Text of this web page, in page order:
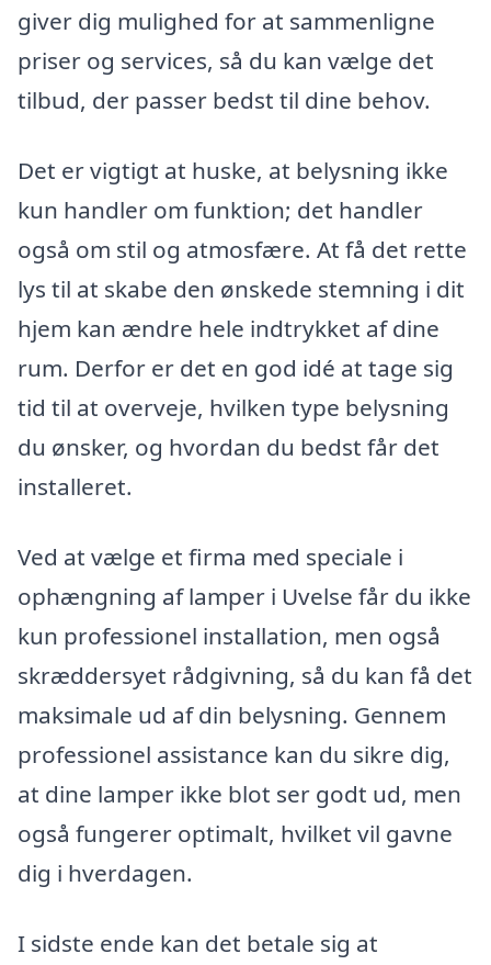
giver dig mulighed for at sammenligne
priser og services, så du kan vælge det
tilbud, der passer bedst til dine behov.
Det er vigtigt at huske, at belysning ikke
kun handler om funktion; det handler
også om stil og atmosfære. At få det rette
lys til at skabe den ønskede stemning i dit
hjem kan ændre hele indtrykket af dine
rum. Derfor er det en god idé at tage sig
tid til at overveje, hvilken type belysning
du ønsker, og hvordan du bedst får det
installeret.
Ved at vælge et firma med speciale i
ophængning af lamper i Uvelse får du ikke
kun professionel installation, men også
skræddersyet rådgivning, så du kan få det
maksimale ud af din belysning. Gennem
professionel assistance kan du sikre dig,
at dine lamper ikke blot ser godt ud, men
også fungerer optimalt, hvilket vil gavne
dig i hverdagen.
I sidste ende kan det betale sig at